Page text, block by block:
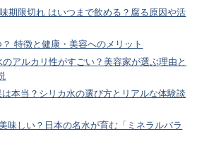
期限切れ はいつまで飲める？腐る原因や活
特徴と健康・美容へのメリット
アルカリ性がすごい？美容家が選ぶ理由と
本当？シリカ水の選び方とリアルな体験談
味しい？日本の名水が育む「ミネラルバラ